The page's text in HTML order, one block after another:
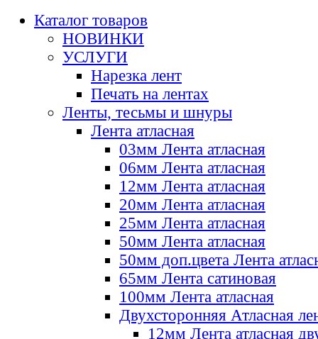
Каталог товаров
НОВИНКИ
УСЛУГИ
Нарезка лент
Печать на лентах
Ленты, тесьмы и шнуры
Лента атласная
03мм Лента атласная
06мм Лента атласная
12мм Лента атласная
20мм Лента атласная
25мм Лента атласная
50мм Лента атласная
50мм доп.цвета Лента
65мм Лента сатиновая
100мм Лента атласная
Двухсторонняя Атласная
12мм Лента атласная